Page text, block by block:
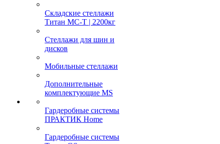
Складские стеллажи
Титан МС-Т | 2200кг
Стеллажи для шин и
дисков
Мобильные стеллажи
Дополнительные
комплектующие MS
Гардеробные системы
ПРАКТИК Home
Гардеробные системы